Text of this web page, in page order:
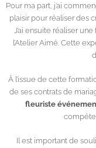
Pour ma part, j’ai
plaisir pour réaliser des
J’ai ensuite réaliser
l’Atelier Aimé . Cette
À l’issue de cette
de ses contrats de
fleuriste
Il est important de